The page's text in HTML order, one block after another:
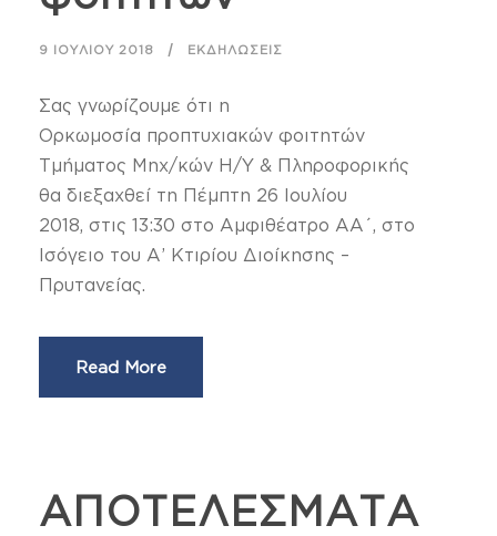
9 ΙΟΥΛΊΟΥ 2018 ΕΚΔΗΛΏΣΕΙΣ
Σας γνωρίζουμε ότι η
Ορκωμοσία προπτυχιακών φοιτητών
Τμήματος Μηχ/κών Η/Υ & Πληροφορικής
θα διεξαχθεί τη Πέμπτη 26 Ιουλίου
2018, στις 13:30 στο Αμφιθέατρο ΑΑ΄, στο
Ισόγειο του Α’ Κτιρίου Διοίκησης –
Πρυτανείας.
Read More
ΑΠΟΤΕΛΕΣΜΑΤΑ